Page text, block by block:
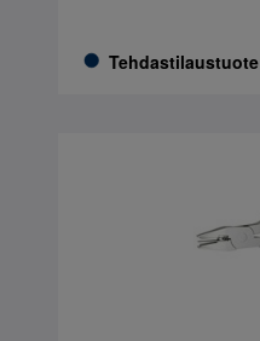
Tehdastilaustuote